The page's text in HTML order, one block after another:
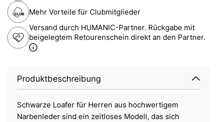
Mehr Vorteile für Clubmitglieder
Versand durch HUMANIC-Partner. Rückgabe mit
beigelegtem Retourenschein direkt an den Partner.
Produktbeschreibung
Schwarze Loafer für Herren aus hochwertigem
Narbenleder sind ein zeitloses Modell, das sich